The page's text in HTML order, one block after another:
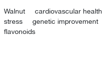
Walnut cardiovascular health
stress
genetic improvement
flavonoids